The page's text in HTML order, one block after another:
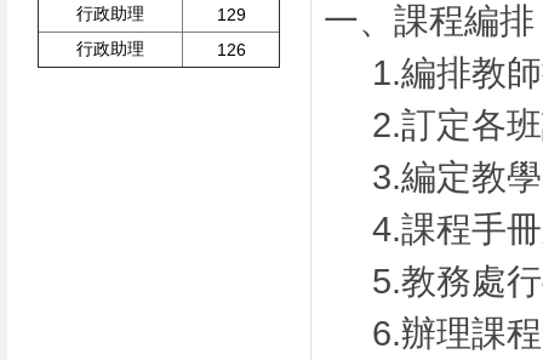
行政助理
129
行政助理
126
一、課程編排
1.編排教
2.訂定各
3.編定教
4.課程手
5.教務處
6.辦理課